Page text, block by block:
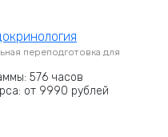
переподготовка для
576 часов
от 9990 рублей